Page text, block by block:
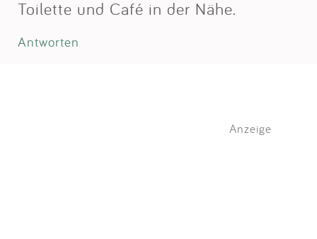
Toilette und Café in der Nähe.
Antworten
Anzeige